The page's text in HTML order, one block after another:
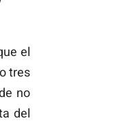
el
tres
no
del